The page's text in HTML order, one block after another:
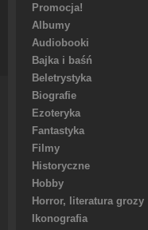
Promocja!
Albumy
Audiobooki
Bajka i baśń
Beletrystyka
Biografie
Ezoteryka
Fantastyka
Filmy
Historyczne
Hobby
Horror, literatura grozy
Ikonografia